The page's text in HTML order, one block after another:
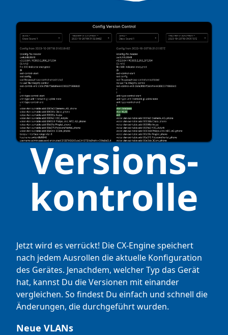
Versions­
kontrolle
Jetzt wird es verrückt! Die CX-Engine speichert
nach jedem Ausrollen die aktuelle Konfiguration
des Gerätes. Jenachdem, welcher Typ das Gerät
hat, kannst Du die Versionen mit einander
vergleichen. So findest Du einfach und schnell die
Änderungen, die durchgeführt wurden.
Neue VLANs